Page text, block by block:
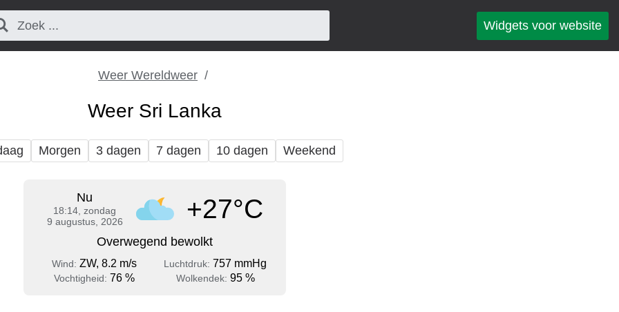
Widgets voor website
Weer Wereldweer
Weer Sri Lanka
Morgen 3 dagen 7 dagen 10 dagen Weekend
Nu
18:14, zondag
9 augustus, 2026
+27°C
Overwegend bewolkt
Wind: ZW, 8.2 m/s Luchtdruk: 757 mmHg
Vochtigheid: 76 % Wolkendek: 95 %